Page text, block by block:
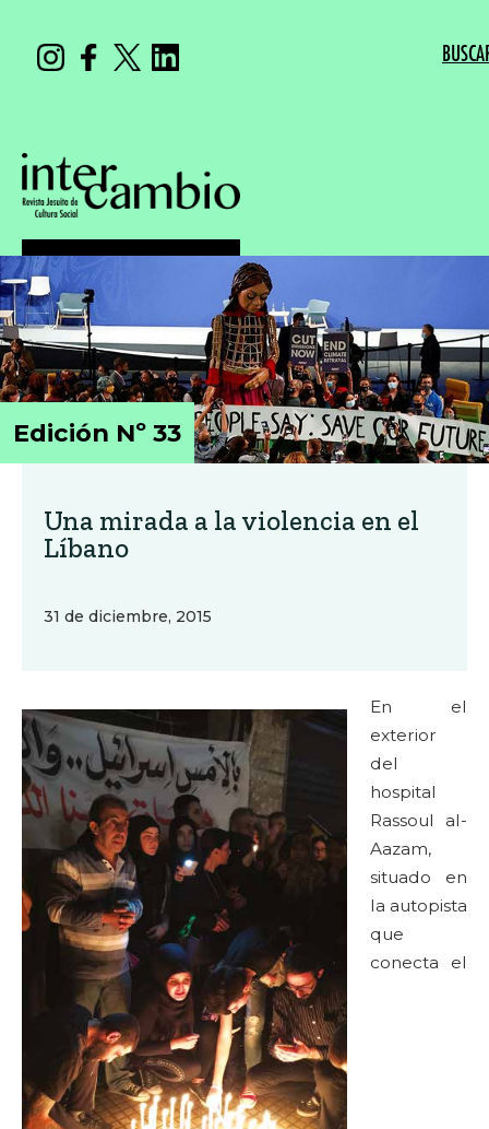
Edición Nº 33
Una mirada a la violencia en el
Líbano
31 de diciembre, 2015
En el
exterior
del
hospital
Rassoul al-
Aazam,
situado en
la autopista
que
conecta el